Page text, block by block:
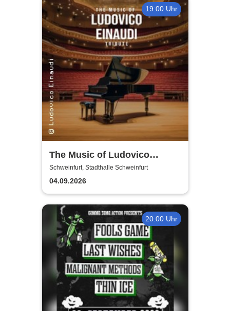
19:00 Uhr
The Music of Ludovico
Einaudi: Tribute-
Klavierkonzert - Ludovico
Einaudi Tribute bei
Kerzenschein
Schweinfurt, Stadthalle Schweinfurt
04.09.2026
20:00 Uhr